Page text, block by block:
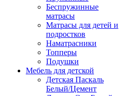
Беспружинные
матрасы
Матрасы для детей и
подростков
Наматрасники
Топперы
Подушки
Мебель для детской
Детская Паскаль
Белый/Цемент